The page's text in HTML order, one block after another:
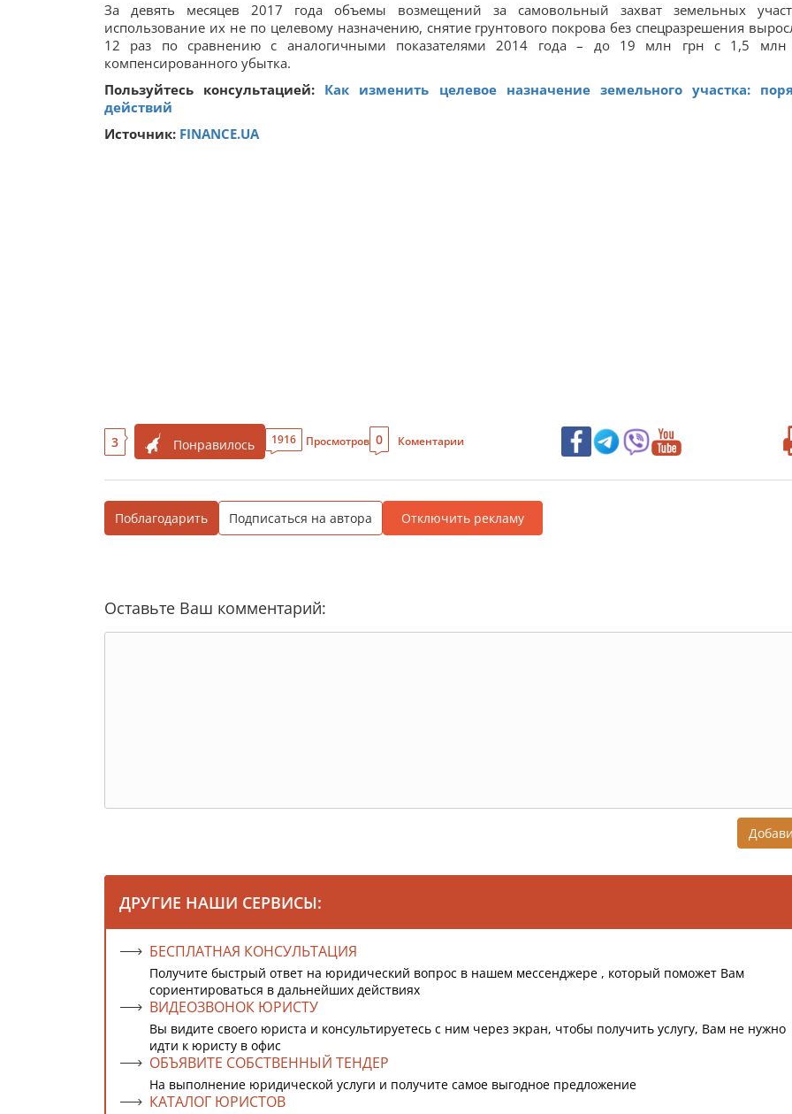
За девять месяцев 2017 года объемы возмещений за самовольный захват земельных
использование их не по целевому назначению, снятие грунтового покрова без спецразрешения
12 раз по сравнению с аналогичными показателями 2014 года – до 19 млн грн с 1,5 млн
компенсированного убытка.
Пользуйтесь консультацией: Как изменить целевое назначение земельного участка:
действий
Источник: FINANCE.UA
3 Понравилось 1916 Просмотров 0 Коментарии
Поблагодарить Подписаться на автора Отключить рекламу
Оставьте Ваш комментарий:
ДРУГИЕ НАШИ СЕРВИСЫ:
БЕСПЛАТНАЯ КОНСУЛЬТАЦИЯ
Получите быстрый ответ на юридический вопрос в нашем мессенджере , который поможет Вам
сориентироваться в дальнейших действиях
ВИДЕОЗВОНОК ЮРИСТУ
Вы видите своего юриста и консультируетесь с ним через экран, чтобы получить услугу, Вам не нужно
идти к юристу в офис
ОБЪЯВИТЕ СОБСТВЕННЫЙ ТЕНДЕР
На выполнение юридической услуги и получите самое выгодное предложение
КАТАЛОГ ЮРИСТОВ